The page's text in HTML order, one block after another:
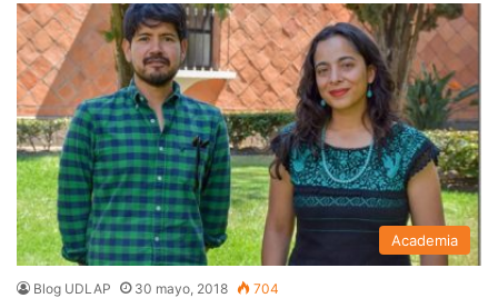
Academia
Blog UDLAP 30 mayo, 2018 704